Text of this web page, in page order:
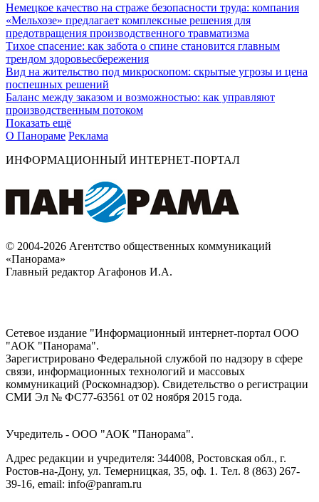
Немецкое качество на страже безопасности труда: компания
«Мельхозе» предлагает комплексные решения для
предотвращения производственного травматизма
Тихое спасение: как забота о спине становится главным
трендом здоровьесбережения
Вид на жительство под микроскопом: скрытые угрозы и цена
поспешных решений
Баланс между заказом и возможностью: как управляют
производственным потоком
Показать ещё
О Панораме Реклама
ИНФОРМАЦИОННЫЙ ИНТЕРНЕТ-ПОРТАЛ
© 2004-2026 Агентство общественных коммуникаций
«Панорама»
Главный редактор Агафонов И.А.
Сетевое издание "Информационный интернет-портал ООО
"АОК "Панорама".
Зарегистрировано Федеральной службой по надзору в сфере
связи, информационных технологий и массовых
коммуникаций (Роскомнадзор). Cвидетельство о регистрации
СМИ Эл № ФС77-63561 от 02 ноября 2015 года.
Учредитель - ООО "АОК "Панорама".
Адрес редакции и учредителя: 344008, Ростовская обл., г.
Ростов-на-Дону, ул. Темерницкая, 35, оф. 1. Тел. 8 (863) 267-
39-16, email: info@panram.ru